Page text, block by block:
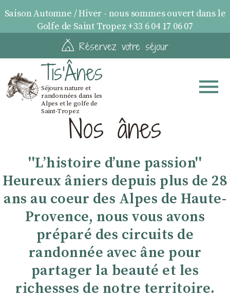
Saison Automne / Hiver - nous sommes ouvert dans le
Golfe de Saint Tropez +33 6 04 17 06 07
Réservez votre séjour
Tis'Ânes
Séjours nature et
randonnées dans les
Alpes et le golfe de
Saint-TropezNos ânes
''Lʼhistoire dʼune passion''
Heureux âniers depuis plus de 28
ans au coeur des Alpes de Haute-
Provence, nous vous avons
préparé des circuits de
randonnée avec âne pour
partager la beauté et les
richesses de notre territoire.